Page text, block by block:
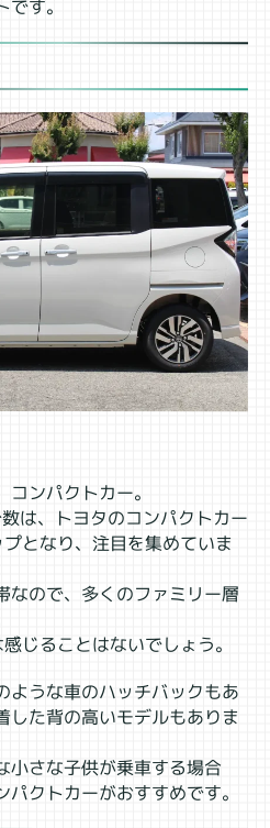
す。
ンパクトカー。
は、トヨタのコンパクトカー
となり、注目を集めていま
なので、多くのファミリー層
じることはないでしょう。
ような車のハッチバックもあ
した背の高いモデルもありま
小さな子供が乗車する場合
クトカーがおすすめです。